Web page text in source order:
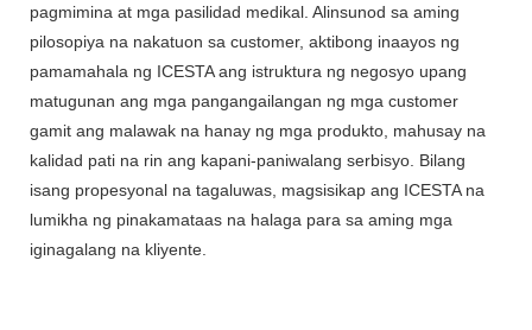
pagmimina at mga pasilidad medikal. Alinsunod sa aming
pilosopiya na nakatuon sa customer, aktibong inaayos ng
pamamahala ng ICESTA ang istruktura ng negosyo upang
matugunan ang mga pangangailangan ng mga customer
gamit ang malawak na hanay ng mga produkto, mahusay na
kalidad pati na rin ang kapani-paniwalang serbisyo. Bilang
isang propesyonal na tagaluwas, magsisikap ang ICESTA na
lumikha ng pinakamataas na halaga para sa aming mga
iginagalang na kliyente.